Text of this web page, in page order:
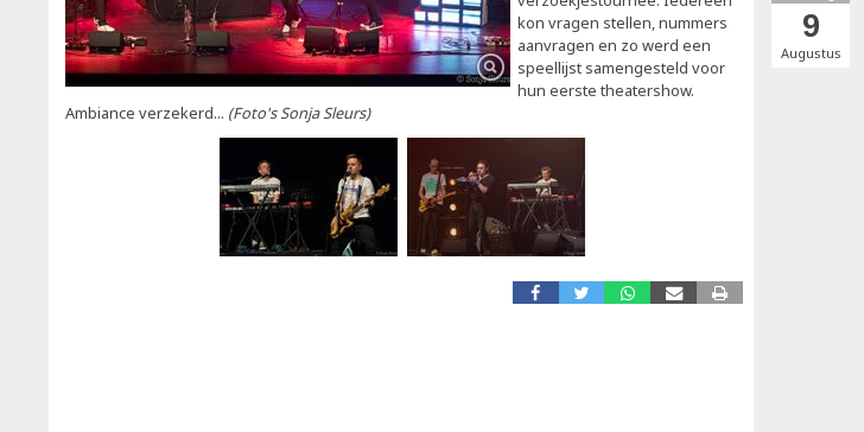
kon vragen stellen, nummers
aanvragen en zo werd een
speellijst samengesteld voor
hun eerste theatershow.
Ambiance verzekerd... (Foto's Sonja Sleurs)
9
Augustus